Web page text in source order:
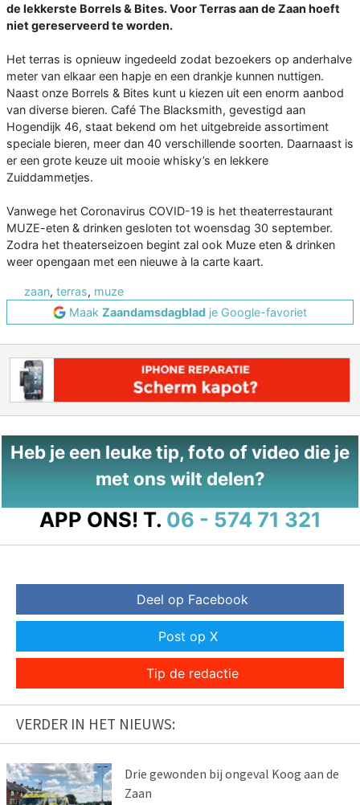
de lekkerste Borrels & Bites. Voor Terras aan de Zaan hoeft
niet gereserveerd te worden.
Het terras is opnieuw ingedeeld zodat bezoekers op anderhalve
meter van elkaar een hapje en een drankje kunnen nuttigen.
Naast onze Borrels & Bites kunt u kiezen uit een enorm aanbod
van diverse bieren. Café The Blacksmith, gevestigd aan
Hogendijk 46, staat bekend om het uitgebreide assortiment
speciale bieren, meer dan 40 verschillende soorten. Daarnaast is
er een grote keuze uit mooie whisky’s en lekkere
Zuiddammetjes.
Vanwege het Coronavirus COVID-19 is het theaterrestaurant
MUZE-eten & drinken gesloten tot woensdag 30 september.
Zodra het theaterseizoen begint zal ook Muze eten & drinken
weer opengaan met een nieuwe à la carte kaart.
zaan, terras, muze
Maak Zaandamsdagblad je Google-favoriet
Heb je een leuke tip, foto of video die je
met ons wilt delen?
APP ONS! T. 06 - 574 71 321
Deel op Facebook
Post op X
Tip de redactie
VERDER IN HET NIEUWS:
Drie gewonden bij ongeval Koog aan de
Zaan